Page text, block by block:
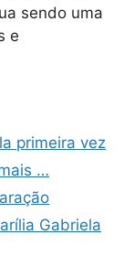
sendo uma
e
primeira vez
…
Gabriela